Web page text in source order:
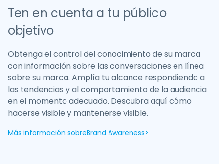
Ten en cuenta a tu público
objetivo
Obtenga el control del conocimiento de su marca
con información sobre las conversaciones en línea
sobre su marca. Amplía tu alcance respondiendo a
las tendencias y al comportamiento de la audiencia
en el momento adecuado. Descubra aquí cómo
hacerse visible y mantenerse visible.
Más información sobreBrand Awareness